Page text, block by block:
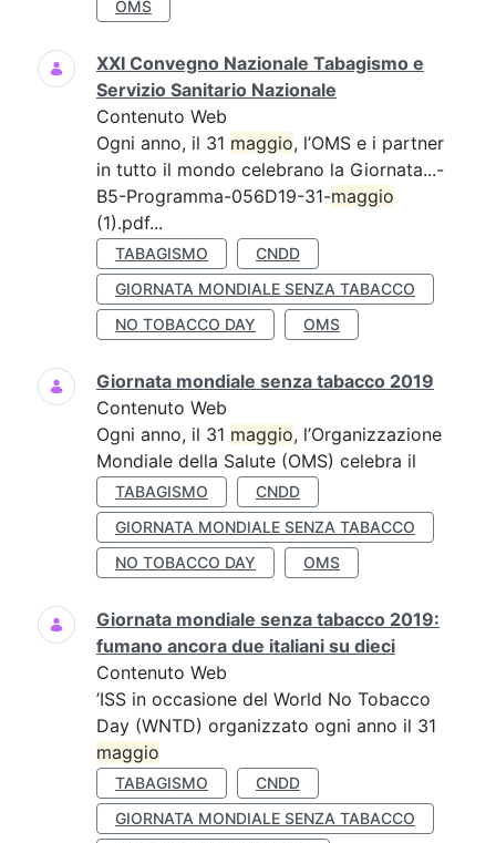
OMS
XXI Convegno Nazionale Tabagismo e
Servizio Sanitario Nazionale
Contenuto Web
Ogni anno, il 31 maggio, l’OMS e i partner
in tutto il mondo celebrano la Giornata...-
B5-Programma-056D19-31-maggio
(1).pdf...
TABAGISMO
CNDD
GIORNATA MONDIALE SENZA TABACCO
NO TOBACCO DAY
OMS
Giornata mondiale senza tabacco 2019
Contenuto Web
Ogni anno, il 31 maggio, l’Organizzazione
Mondiale della Salute (OMS) celebra il
TABAGISMO
CNDD
GIORNATA MONDIALE SENZA TABACCO
NO TOBACCO DAY
OMS
Giornata mondiale senza tabacco 2019:
fumano ancora due italiani su dieci
Contenuto Web
’ISS in occasione del World No Tobacco
Day (WNTD) organizzato ogni anno il 31
maggio
TABAGISMO
CNDD
GIORNATA MONDIALE SENZA TABACCO